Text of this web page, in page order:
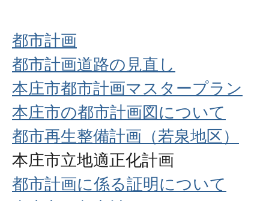
都市計画
都市計画道路の見直し
本庄市都市計画マスタープラン
本庄市の都市計画図について
都市再生整備計画（若泉地区）
本庄市立地適正化計画
都市計画に係る証明について